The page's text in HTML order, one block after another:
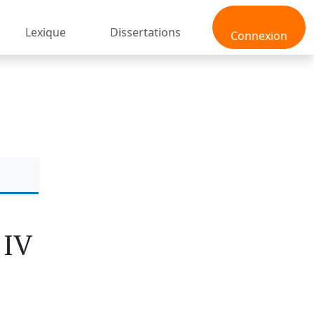
Connexion
Lexique Dissertations
IV